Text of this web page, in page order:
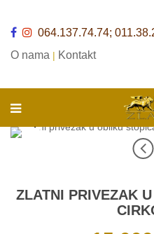
064.137.74.74;
O nama | Kontakt
ZLATNI PRIVEZAK